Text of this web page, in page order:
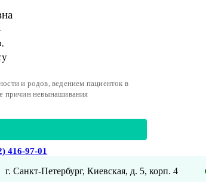
и родов, ведением пациенток в
причин невынашивания
416-97-01
г. Санкт-Петербург, Киевская, д. 5, корп. 4